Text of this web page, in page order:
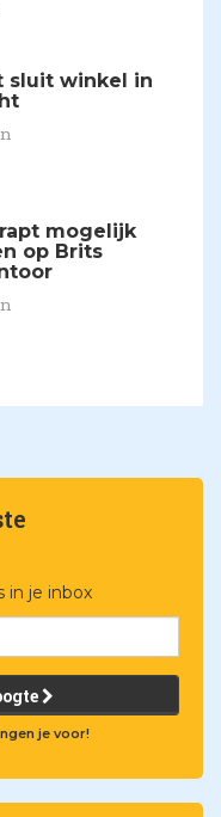
sluit winkel in
mogelijk
op Brits
in je inbox
je voor!